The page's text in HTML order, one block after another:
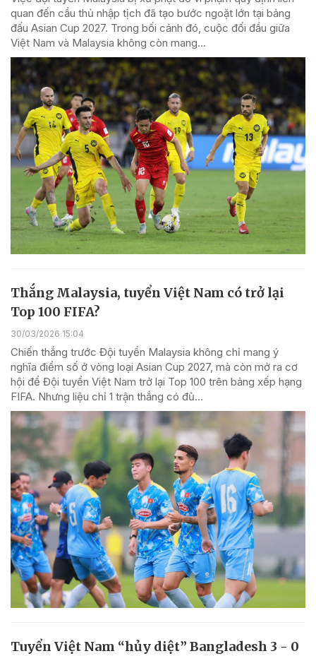
quan đến cầu thủ nhập tịch đã tạo bước ngoặt lớn tại bảng
đấu Asian Cup 2027. Trong bối cảnh đó, cuộc đối đầu giữa
Việt Nam và Malaysia không còn mang...
Thắng Malaysia, tuyển Việt Nam có trở lại
Top 100 FIFA?
30/03/2026 15:04
Chiến thắng trước Đội tuyển Malaysia không chỉ mang ý
nghĩa điểm số ở vòng loại Asian Cup 2027, mà còn mở ra cơ
hội để Đội tuyển Việt Nam trở lại Top 100 trên bảng xếp hạng
FIFA. Nhưng liệu chỉ 1 trận thắng có đủ...
Tuyển Việt Nam “hủy diệt” Bangladesh 3 - 0